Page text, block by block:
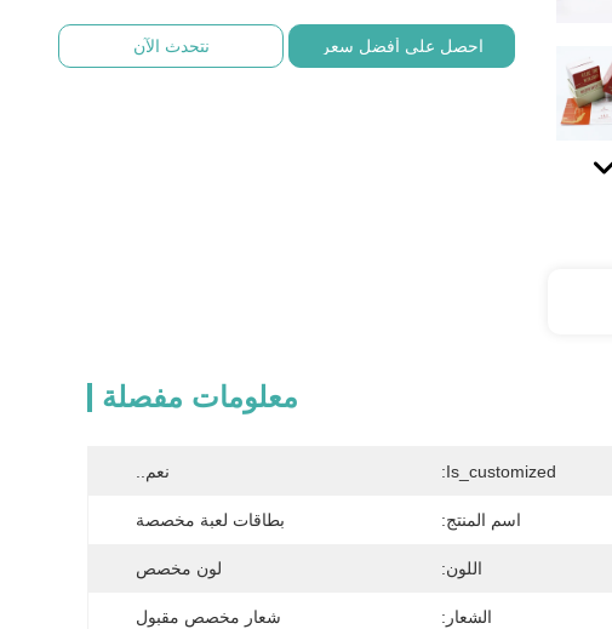
احصل على أفضل سعر نتحدث الآن
معلومات مفصلة
Is_customized: نعم..
اسم المنتج: بطاقات لعبة مخصصة
اللون: لون مخصص
الشعار: شعار مخصص مقبول